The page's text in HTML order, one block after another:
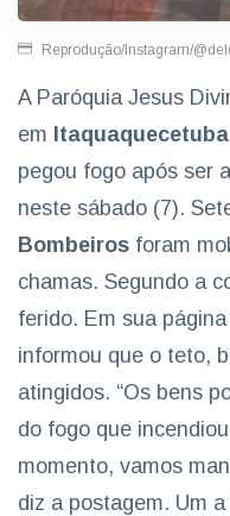
Reprodução/Instagram/
A Paróquia Jesus
em Itaquaquecetuba
pegou fogo após ser
neste sábado (7).
Bombeiros foram
chamas. Segundo a
ferido. Em sua
informou que o teto,
atingidos. “Os bens
do fogo que
momento, vamos
diz a postagem. Um